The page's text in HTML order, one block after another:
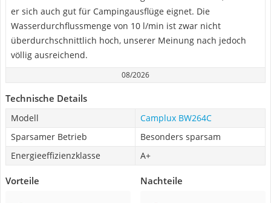
er sich auch gut für Campingausflüge eignet. Die
Wasserdurchflussmenge von 10 l/min ist zwar nicht
überdurchschnittlich hoch, unserer Meinung nach jedoch
völlig ausreichend.
08/2026
Technische Details
Modell
Camplux BW264C
Sparsamer Betrieb
Besonders sparsam
Energieeffizienzklasse
A+
Vorteile Nachteile